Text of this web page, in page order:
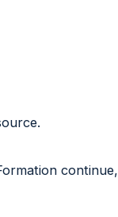
continue,